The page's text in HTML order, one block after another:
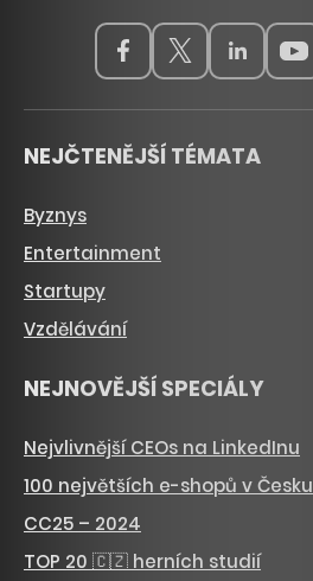
NEJČTENĚJŠÍ TÉMATA
Byznys
Entertainment
Startupy
Vzdělávání
NEJNOVĚJŠÍ SPECIÁLY
Nejvlivnější CEOs na LinkedInu
100 největších e-shopů v Česku
CC25 – 2024
TOP 20 🇨🇿 herních studií